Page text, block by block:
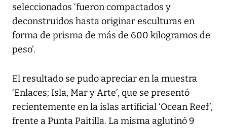
seleccionados ‘fueron compactados y
deconstruidos hasta originar esculturas en
forma de prisma de más de 600 kilogramos de
peso’.
El resultado se pudo apreciar en la muestra
‘Enlaces; Isla, Mar y Arte’, que se presentó
recientemente en la islas artificial ‘Ocean Reef’,
frente a Punta Paitilla. La misma aglutinó 9